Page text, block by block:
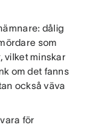
dålig
som
vilket minskar
om det fanns
också väva
för